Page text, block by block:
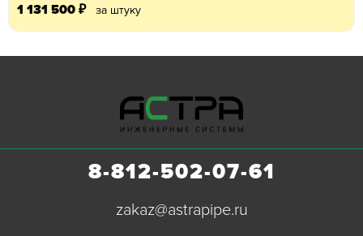
1 131 500 ₽ за штуку
8-812-502-07-61
zakaz@astrapipe.ru